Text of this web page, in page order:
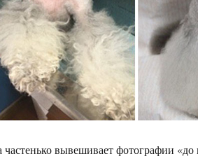
вывешивает фотографии «до